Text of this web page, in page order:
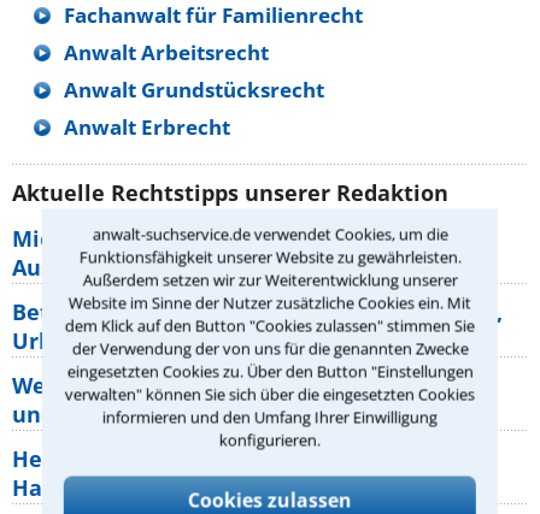
anwalt-suchservice.de verwendet Cookies, um die
Funktionsfähigkeit unserer Website zu gewährleisten.
Außerdem setzen wir zur Weiterentwicklung unserer
Website im Sinne der Nutzer zusätzliche Cookies ein. Mit
dem Klick auf den Button "Cookies zulassen" stimmen Sie
der Verwendung der von uns für die genannten Zwecke
eingesetzten Cookies zu. Über den Button "Einstellungen
verwalten" können Sie sich über die eingesetzten Cookies
informieren und den Umfang Ihrer Einwilligung
konfigurieren.
Cookies zulassen
Fachanwalt für Familienrecht
Anwalt Arbeitsrecht
Anwalt Grundstücksrecht
Anwalt Erbrecht
Aktuelle Rechtstipps unserer Redaktion
Mietpreisbremse 2026: Alle Regeln,
Ausnahmen und Rechte für Mieter
Betriebsausflug: 11 Antworten zu Teilnahme,
Urlaub, Arbeitszeit
Welche Rechte hat der Käufer eines Pferdes
und wie macht man sie
Heizungsaustausch abgesagt: Was müssen
Hauseigentümer jetzt zum Thema